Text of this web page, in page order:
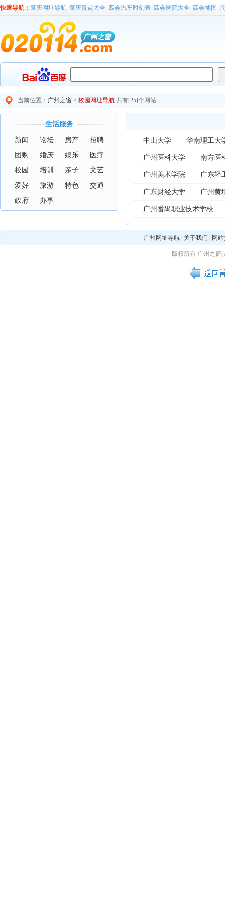
快速导航： 肇庆网址导航 肇庆景点大全 四会汽车时刻表 四会医院大全 四会地图
当前位置： 广州之窗 > 校园网址导航 共有[25]个网站
生活服务
新闻 论坛 房产
招聘
团购
婚庆 娱乐
医疗
校园
培训 亲子
文艺
爱好
旅游 特色
交通
政府
办事
中山大学 华南理工大
广州医科大学 南方医
广州美术学院 广东轻
广东财经大学 广州黄
广州番禺职业技术学校
广州网址导航 关于我们 网
版权所有 广州之窗